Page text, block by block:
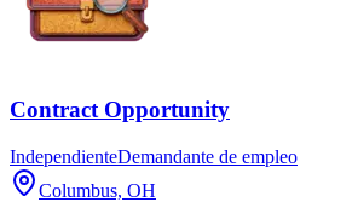
Contract Opportunity
IndependienteDemandante de empleo
Columbus, OH